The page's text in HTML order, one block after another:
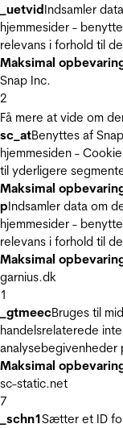
_uetvidIndsamler
hjemmesider -
relevans i forhold til
Maksimal
Snap Inc.
2
Få mere at vide om
sc_atBenyttes af
hjemmesiden -
til yderligere
Maksimal
pIndsamler data om
hjemmesider -
relevans i forhold til
Maksimal
garnius.dk
1
_gtmeecBruges til
handelsrelaterede
Maksimal
sc-static.net
7
_schn1Sætter et ID